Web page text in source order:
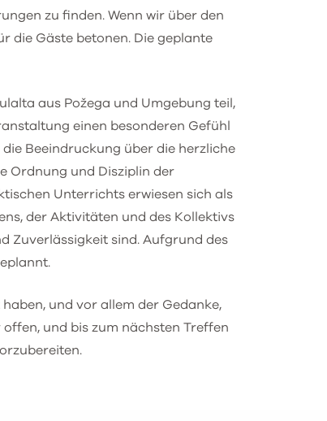
zu finden. Wenn wir über den
die Gäste betonen. Die geplante
aus Požega und Umgebung teil,
einen besonderen Gefühl
Beeindruckung über die herzliche
Ordnung und Disziplin der
Unterrichts erwiesen sich als
der Aktivitäten und des Kollektivs
Zuverlässigkeit sind. Aufgrund des
und vor allem der Gedanke,
und bis zum nächsten Treffen